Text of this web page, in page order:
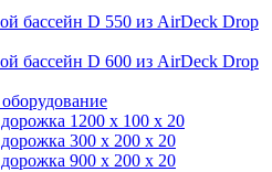
бассейн D 550 из AirDeck Drop
бассейн D 600 из AirDeck Drop
1200 x 100 x 20
300 x 200 x 20
900 x 200 x 20